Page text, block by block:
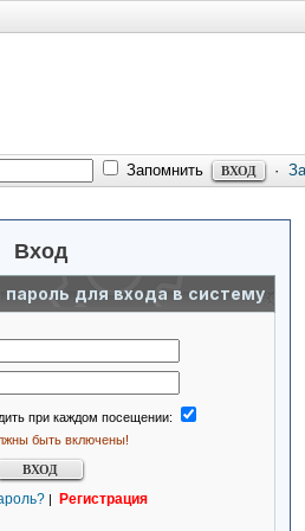
Запомнить ·
Вход
для входа в систему
при каждом посещении:
быть включены!
| Регистрация